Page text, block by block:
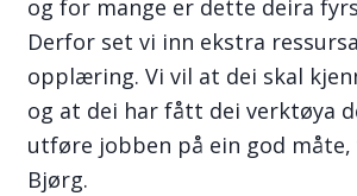
og for mange er dette deira
Derfor set vi inn ekstra
opplæring. Vi vil at dei skal
og at dei har fått dei verktøya
utføre jobben på ein god
Bjørg.